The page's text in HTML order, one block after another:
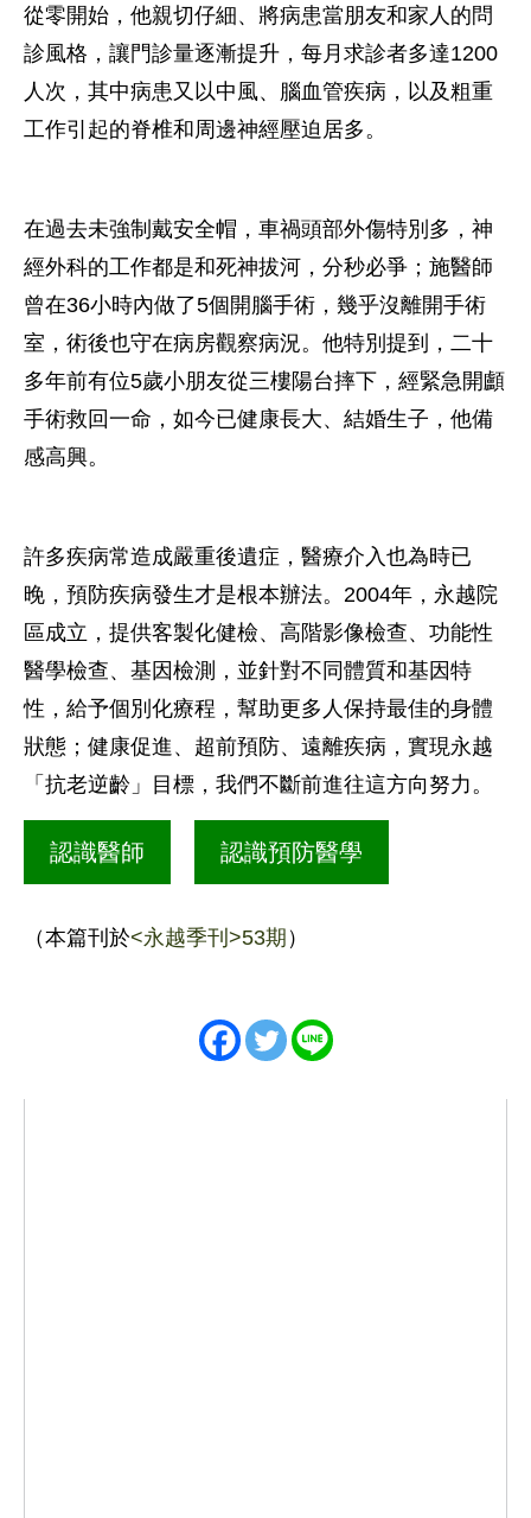
從零開始，他親切仔細、將病患當朋友和家人的問
診風格，讓門診量逐漸提升，每月求診者多達1200
人次，其中病患又以中風、腦血管疾病，以及粗重
工作引起的脊椎和周邊神經壓迫居多。
在過去未強制戴安全帽，車禍頭部外傷特別多，神
經外科的工作都是和死神拔河，分秒必爭；施醫師
曾在36小時內做了5個開腦手術，幾乎沒離開手術
室，術後也守在病房觀察病況。他特別提到，二十
多年前有位5歲小朋友從三樓陽台摔下，經緊急開顱
手術救回一命，如今已健康長大、結婚生子，他備
感高興。
許多疾病常造成嚴重後遺症，醫療介入也為時已
晚，預防疾病發生才是根本辦法。2004年，永越院
區成立，提供客製化健檢、高階影像檢查、功能性
醫學檢查、基因檢測，並針對不同體質和基因特
性，給予個別化療程，幫助更多人保持最佳的身體
狀態；健康促進、超前預防、遠離疾病，實現永越
「抗老逆齡」目標，我們不斷前進往這方向努力。
認識醫師 認識預防醫學
（本篇刊於<永越季刊>53期 ）